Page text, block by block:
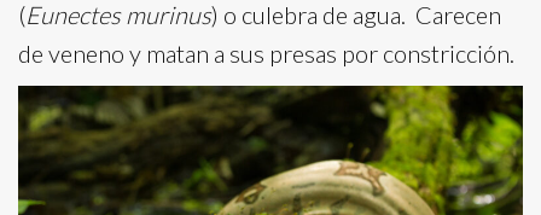
(Eunectes murinus) o culebra de agua. Carecen
de veneno y matan a sus presas por constricción.